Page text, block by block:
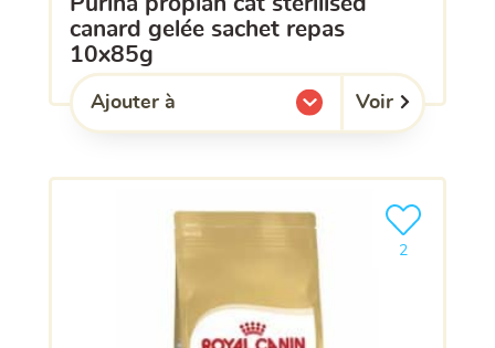
canard gelée sachet repas
10x85g
Ajouter à
l'une de mes listes. Voir
2
Ajouter le